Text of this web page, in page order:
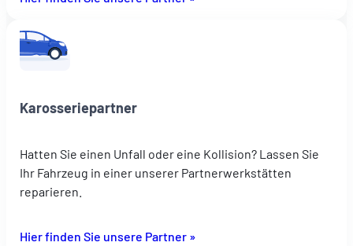
Karosseriepartner
Hatten Sie einen Unfall oder eine Kollision? Lassen Sie
Ihr Fahrzeug in einer unserer Partnerwerkstätten
reparieren.
Hier finden Sie unsere Partner »